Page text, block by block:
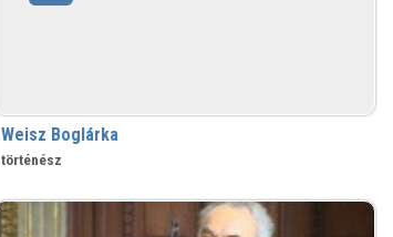
Weisz Boglárka
történész